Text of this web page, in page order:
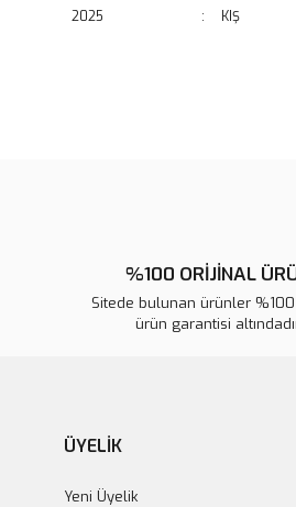
2025 : KIŞ
Ürün bilgilerinde hatalar
Ürün fiyatı diğer sitelerden daha
Bu ürüne benzer farklı
%100 ORİJİNAL
Sitede bulunan ürünler
ürün garantisi
ÜYELİK
Yeni Üyelik